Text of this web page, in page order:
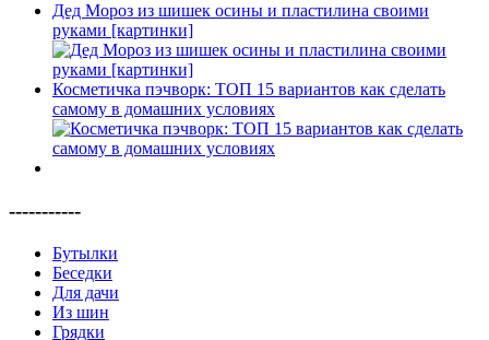
Дед Мороз из шишек осины и пластилина своими
руками [картинки]
Косметичка пэчворк: ТОП 15 вариантов как сделать
самому в домашних условиях
-----------
Бутылки
Беседки
Для дачи
Из шин
Грядки